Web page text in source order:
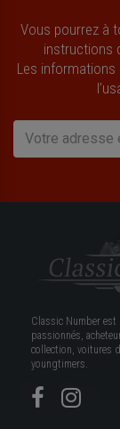
Vous pourrez à
instructions
Les
Classic Number est
passionnés,
collection, voitures
youngtimers.